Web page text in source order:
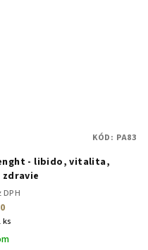
- libido, vitalita,
DPH
ks
KÓD: PA83